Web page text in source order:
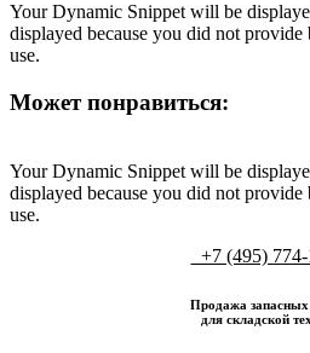
Your Dynamic Snippet will be
displayed because you did not
use.
Может понравиться:
Your Dynamic Snippet will be
displayed because you did not
use.
+7 (495)
Продажа запасных
для складской